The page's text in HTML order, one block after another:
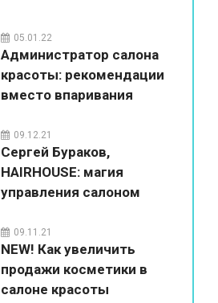
05.01.22
Администратор салона
красоты: рекомендации
вместо впаривания
09.12.21
Сергей Бураков,
HAIRHOUSE: магия
управления салоном
09.11.21
NEW! Как увеличить
продажи косметики в
салоне красоты